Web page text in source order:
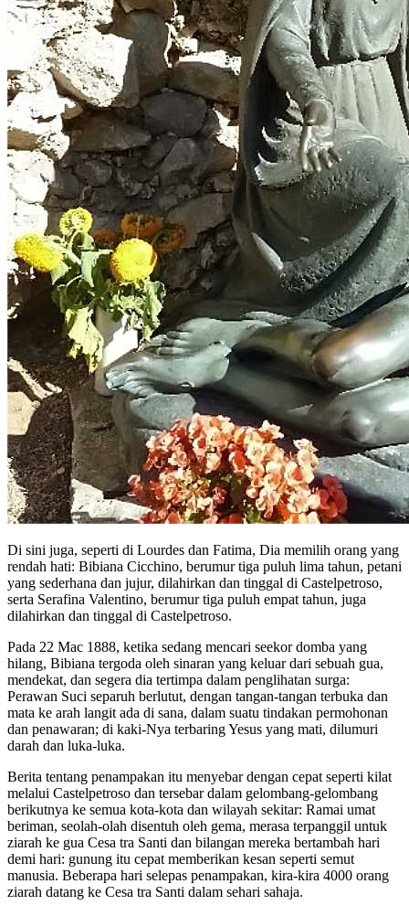
Di sini juga, seperti di Lourdes dan Fatima, Dia memilih orang yang
rendah hati: Bibiana Cicchino, berumur tiga puluh lima tahun, petani
yang sederhana dan jujur, dilahirkan dan tinggal di Castelpetroso,
serta Serafina Valentino, berumur tiga puluh empat tahun, juga
dilahirkan dan tinggal di Castelpetroso.
Pada 22 Mac 1888, ketika sedang mencari seekor domba yang
hilang, Bibiana tergoda oleh sinaran yang keluar dari sebuah gua,
mendekat, dan segera dia tertimpa dalam penglihatan surga:
Perawan Suci separuh berlutut, dengan tangan-tangan terbuka dan
mata ke arah langit ada di sana, dalam suatu tindakan permohonan
dan penawaran; di kaki-Nya terbaring Yesus yang mati, dilumuri
darah dan luka-luka.
Berita tentang penampakan itu menyebar dengan cepat seperti kilat
melalui Castelpetroso dan tersebar dalam gelombang-gelombang
berikutnya ke semua kota-kota dan wilayah sekitar: Ramai umat
beriman, seolah-olah disentuh oleh gema, merasa terpanggil untuk
ziarah ke gua Cesa tra Santi dan bilangan mereka bertambah hari
demi hari: gunung itu cepat memberikan kesan seperti semut
manusia. Beberapa hari selepas penampakan, kira-kira 4000 orang
ziarah datang ke Cesa tra Santi dalam sehari sahaja.